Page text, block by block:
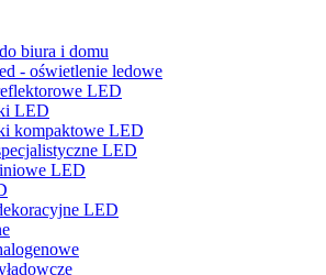
biura i domu
- oświetlenie ledowe
LED
LED
kompaktowe LED
LED
LED
LED